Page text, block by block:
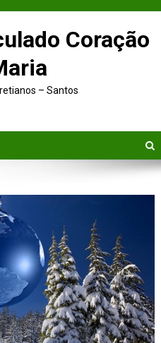
Coração
– Santos